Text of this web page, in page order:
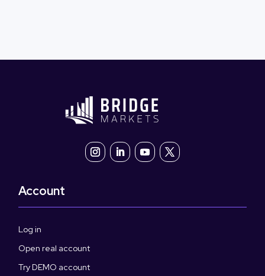
Account
Log in
Open real account
Try DEMO account